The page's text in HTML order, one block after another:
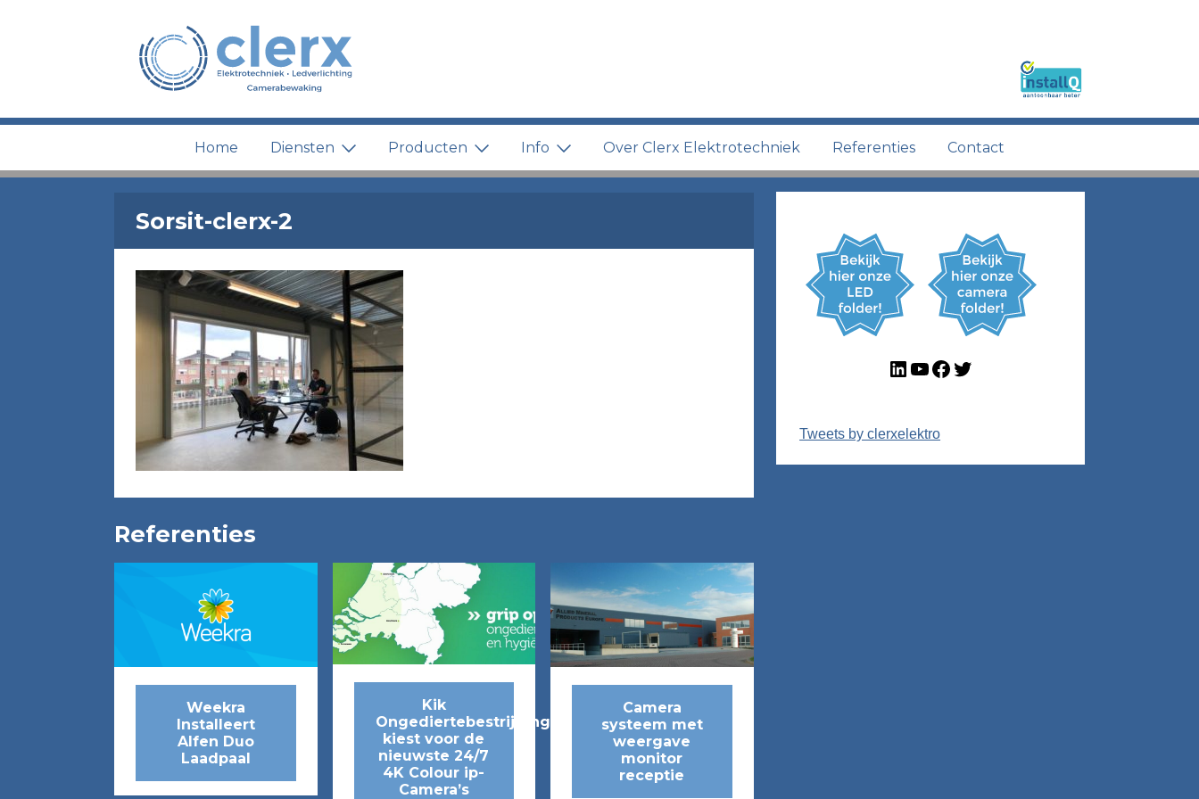
Home Diensten Producten Info Over Clerx Elektrotechniek Referenties Contact
Sorsit-clerx-2
Referenties
Weekra
Installeert
Alfen Duo
Laadpaal
Kik
Ongediertebestrijding
kiest voor de
nieuwste 24/7
4K Colour ip-
Camera’s
Camera
systeem met
weergave
monitor
receptie
LinkedIn
YouTube
Facebook
Twitter
Tweets by clerxelektro